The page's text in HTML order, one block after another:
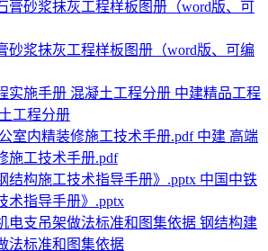
砂浆抹灰工程样板图册（word版、可编
中建精品工程
工程分册
中建 高端
施工技术手册.pdf
中国中铁
术指导手册》.pptx
钢结构建
法标准和图集依据